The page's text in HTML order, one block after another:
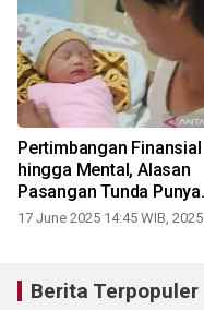
Pertimbangan Finansial
hingga Mental, Alasan
Pasangan Tunda Punya
Anak
17 June 2025 14:45 WIB, 2025
Berita Terpopuler